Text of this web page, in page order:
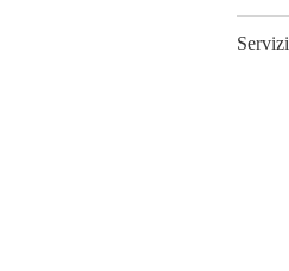
Servizi